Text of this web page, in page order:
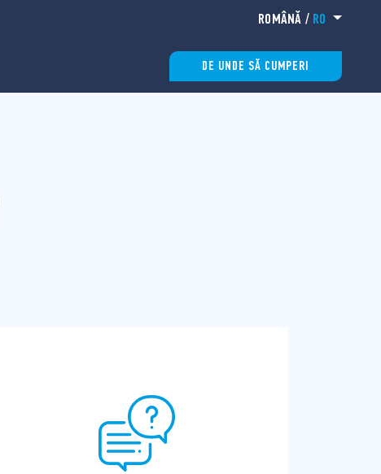
ROMÂNĂ / RO
DE UNDE SĂ CUMPERI